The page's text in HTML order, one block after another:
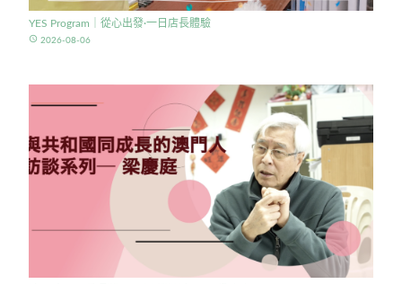
YES Program｜從心出發·一日店長體驗
access_time 2026-08-06